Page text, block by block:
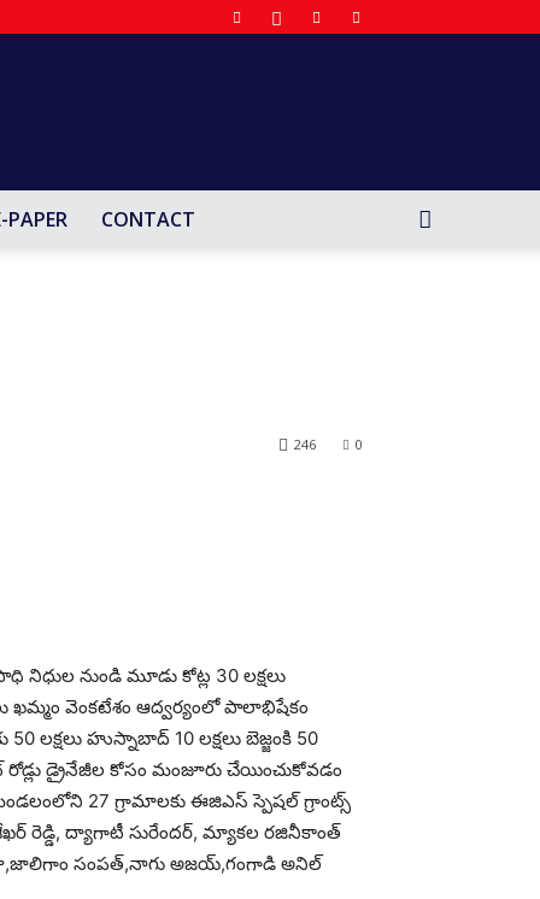
PAPER CONTACT
0
246
నుండి మూడు కోట్ల 30 లక్షలు
వెంకటేశం ఆద్వర్యంలో పాలాభిషేకం
హుస్నాబాద్ 10 లక్షలు బెజ్జంకి 50
డ్రైనేజీల కోసం మంజూరు చేయించుకోవడం
27 గ్రామాలకు ఈజిఎస్ స్పెషల్ గ్రాంట్స్
రెడ్డి, ద్యాగాటీ సురేందర్, మ్యాకల రజినీకాంత్
రాజు,జాలిగాం సంపత్,నాగు అజయ్,గంగాడి అనిల్